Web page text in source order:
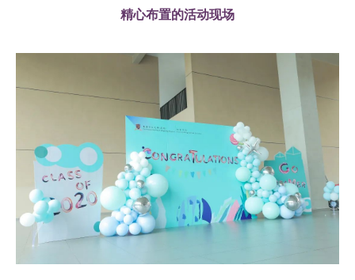
精心布置的活动现场